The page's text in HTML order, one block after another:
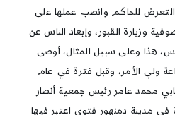
للحاكم وانصب عملها على
وزيارة القبور، وإبعاد الناس عن
هذا وعلى سبيل المثال، أوصى
ولي الأمر، وقبل فترة في عام
محمد عامر رئيس جمعية أنصار
في مدينة دمنهور فتوى اعتبر فيها